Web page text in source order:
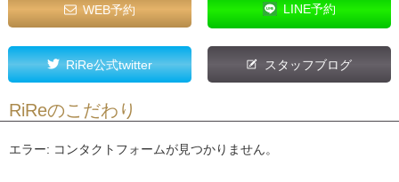
WEB予約 LINE予約
RiRe公式twitter スタッフブログ
RiReのこだわり
エラー: コンタクトフォームが見つかりません。